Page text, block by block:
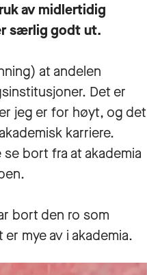
av midlertidig
særlig godt ut.
at andelen
Det er
jeg er for høyt, og det
karriere.
bort fra at akademia
bort den ro som
mye av i akademia.